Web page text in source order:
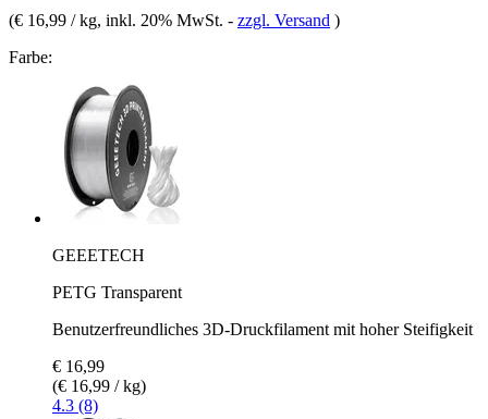
(€ 16,99 / kg, inkl. 20% MwSt. - zzgl. Versand )
Farbe:
GEEETECH
PETG Transparent
Benutzerfreundliches 3D-Druckfilament mit hoher Steifigkeit
€ 16,99
(€ 16,99 / kg)
4.3 (8)